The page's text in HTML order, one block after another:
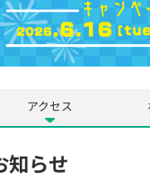
アクセス
知らせ